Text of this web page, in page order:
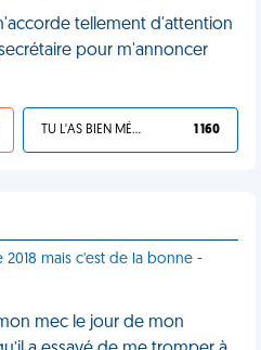
tellement d'attention
pour m'annoncer
TU L'AS BIEN MÉRITÉ 1 160
2018 mais c'est de la bonne -
mec le jour de mon